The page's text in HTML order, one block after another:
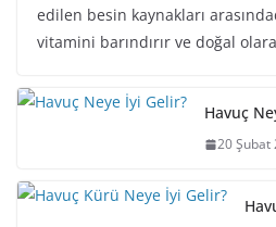
edilen besin kaynakları
vitamini barındırır ve doğal
Havuç
20 Şubat